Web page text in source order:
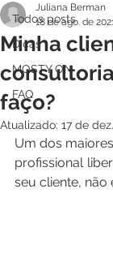
Todos posts
Dicas
MOSTY ON
FAQ
Minha
faço?
Juliana Berman
18 de ago. de
Atualizado: 17 de
Um dos
profissional
seu cliente, não